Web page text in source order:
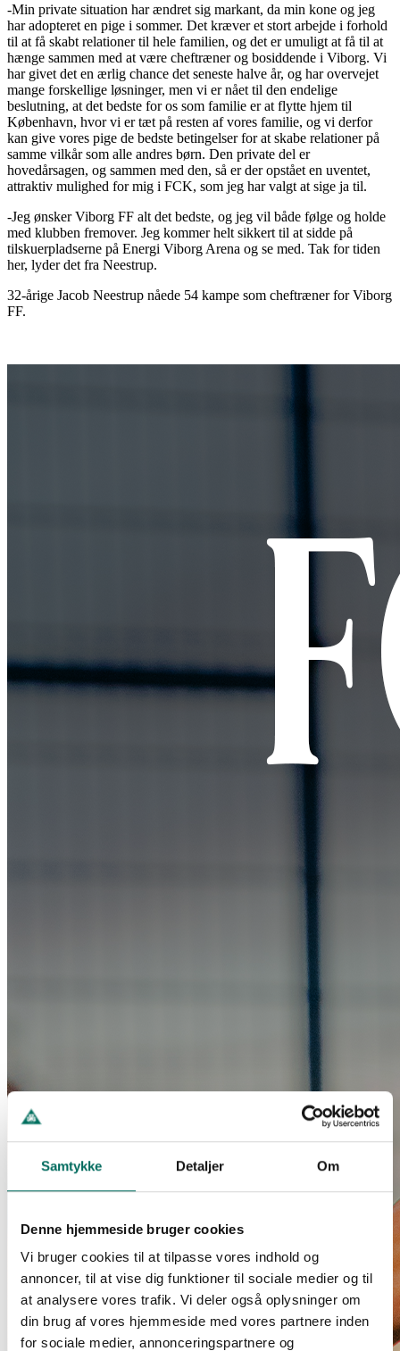
Samtykke Detaljer Om
Denne hjemmeside bruger cookies
Vi bruger cookies til at tilpasse vores indhold og
annoncer, til at vise dig funktioner til sociale medier og til
at analysere vores trafik. Vi deler også oplysninger om
din brug af vores hjemmeside med vores partnere inden
for sociale medier, annonceringspartnere og
-Min private situation har ændret sig markant, da min kone og jeg
har adopteret en pige i sommer. Det kræver et stort arbejde i forhold
til at få skabt relationer til hele familien, og det er umuligt at få til at
hænge sammen med at være cheftræner og bosiddende i Viborg. Vi
har givet det en ærlig chance det seneste halve år, og har overvejet
mange forskellige løsninger, men vi er nået til den endelige
beslutning, at det bedste for os som familie er at flytte hjem til
København, hvor vi er tæt på resten af vores familie, og vi derfor
kan give vores pige de bedste betingelser for at skabe relationer på
samme vilkår som alle andres børn. Den private del er
hovedårsagen, og sammen med den, så er der opstået en uventet,
attraktiv mulighed for mig i FCK, som jeg har valgt at sige ja til.
-Jeg ønsker Viborg FF alt det bedste, og jeg vil både følge og holde
med klubben fremover. Jeg kommer helt sikkert til at sidde på
tilskuerpladserne på Energi Viborg Arena og se med. Tak for tiden
her, lyder det fra Neestrup.
32-årige Jacob Neestrup nåede 54 kampe som cheftræner for Viborg
FF.